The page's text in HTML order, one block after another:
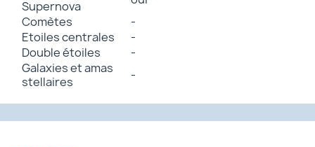
Supernova
Comètes
-
Etoiles centrales
-
Double étoiles
-
Galaxies et amas
stellaires
-